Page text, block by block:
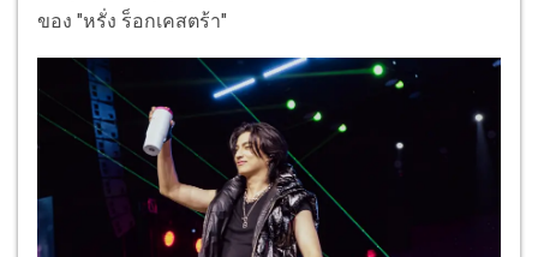
ของ "หรั่ง ร็อกเคสตร้า"